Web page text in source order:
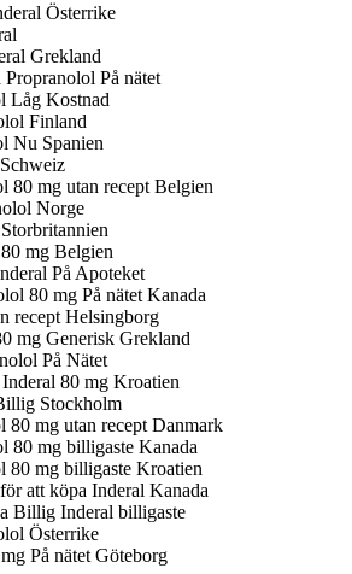
Österrike
Grekland
På nätet
Låg Kostnad
Finland
Nu Spanien
80 mg utan recept Belgien
Norge
mg Belgien
På Apoteket
80 mg På nätet Kanada
recept Helsingborg
mg Generisk Grekland
På Nätet
80 mg Kroatien
Stockholm
80 mg utan recept Danmark
80 mg billigaste Kanada
80 mg billigaste Kroatien
att köpa Inderal Kanada
Billig Inderal billigaste
Österrike
På nätet Göteborg